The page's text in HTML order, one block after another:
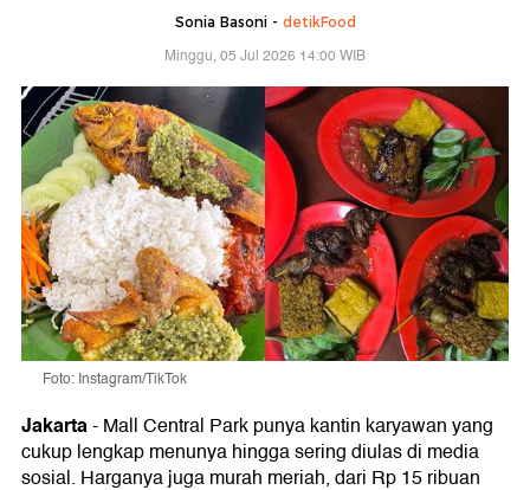
Sonia Basoni - detikFood
Minggu, 05 Jul 2026 14:00 WIB
Foto: Instagram/TikTok
Jakarta-Mall Central Park punya kantin karyawan yang
cukup lengkap menunya hingga sering diulas di media
sosial. Harganya juga murah meriah, dari Rp 15 ribuan